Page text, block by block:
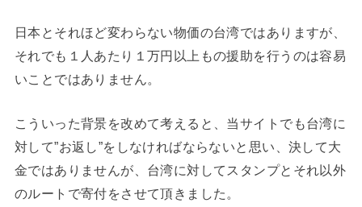
日本とそれほど変わらない物価の台湾ではありますが、
それでも１人あたり１万円以上もの援助を行うのは容易
いことではありません。
こういった背景を改めて考えると、当サイトでも台湾に
対して”お返し”をしなければならないと思い、決して大
金ではありませんが、台湾に対してスタンプとそれ以外
のルートで寄付をさせて頂きました。